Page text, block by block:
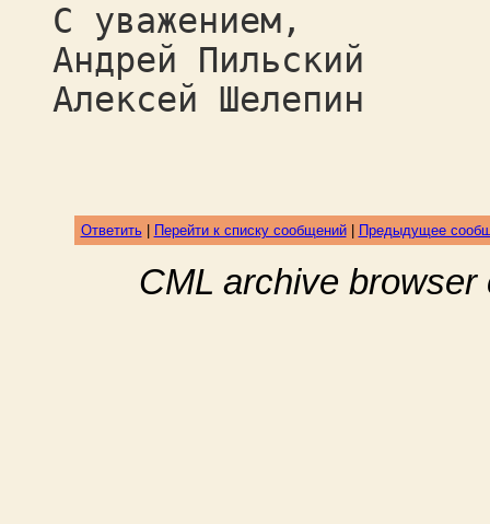
С уважением,
Андрей Пильский
Алексей Шелепин
Ответить| Перейти к списку сообщений| Предыдущее
CML archive